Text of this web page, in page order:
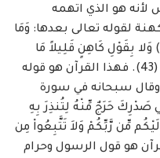
هو الذي اتهمه
لقوله تعالى بعدها: وَمَا
هُوَ بِقَوْلِ ‏شَاعِرٍ قَلِيلاً مَا تُؤْمِنُونَ (41) وَلا بِقَوْلِ كَاهِنٍ قَلِيلاً مَا
تَذَكَّرُونَ (42) تَنزِيلٌ مِّن رَّبِّ الْعَالَمِينَ (43). فهذا ‏القرآن هو قوله
وقال سبحانه في سورة
صَدْرِكَ حَرَجٌ مِّنْهُ لِتُنذِرَ بِهِ
مَا أُنزِلَ إِلَيْكُم مِّن رَّبِّكُمْ وَلاَ تَتَّبِعُواْ ‏مِن
مَّا تَذَكَّرُونَ (3). فالقرآن هو قول الرسول وحرام